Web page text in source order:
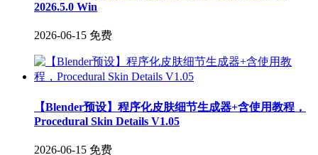
2026.5.0 Win
2026-06-15 免费
【Blender预设】程序化皮肤细节生成器+含使用教程，
Procedural Skin Details V1.05
2026-06-15 免费